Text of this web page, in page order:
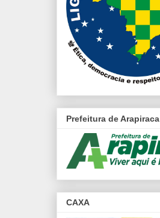
Prefeitura de Arapiraca
CAXA